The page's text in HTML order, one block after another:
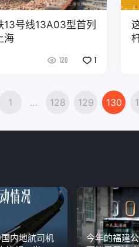
13号线13A03型首列
海
120 1
1 … 128 129 130
内地航司机
今年的福建